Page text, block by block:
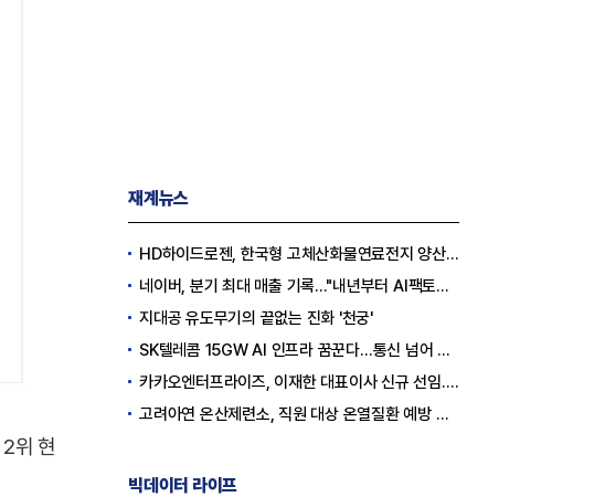
위 현
재계뉴스
HD하이드로젠, 한국형 고체산화물연료전지 양산체계 구축
네이버, 분기 최대 매출 기록..."내년부터 AI팩토리 수익 날 것"
지대공 유도무기의 끝없는 진화 '천궁'
SK텔레콤 15GW AI 인프라 꿈꾼다…통신 넘어 AI DC 패권 도전
카카오엔터프라이즈, 이재한 대표이사 신규 선임..."AI 전환 선도"
고려아연 온산제련소, 직원 대상 온열질환 예방 안전 실천 캠페인 실시
빅데이터 라이프